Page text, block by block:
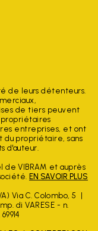
de leurs détenteurs.
de tiers peuvent
entreprises, et ont
du propriétaire, sans
d'auteur.
de VIBRAM et auprès
EN SAVOIR PLUS
Via C. Colombo, 5
di VARESE - n.